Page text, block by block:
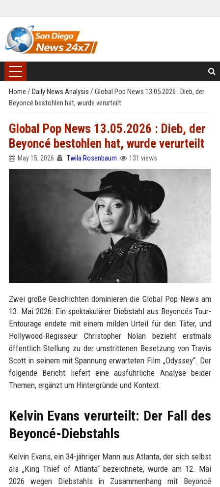
Home / Daily News Analysis / Global Pop News 13.05.2026 : Dieb, der
Beyoncé bestohlen hat, wurde verurteilt
Global Pop News 13.05.2026 : Dieb, der
Beyoncé bestohlen hat, wurde verurteilt
May 15, 2026 Twila Rosenbaum 131 views
Zwei große Geschichten dominieren die Global Pop News am
13. Mai 2026: Ein spektakulärer Diebstahl aus Beyoncés Tour-
Entourage endete mit einem milden Urteil für den Täter, und
Hollywood-Regisseur Christopher Nolan bezieht erstmals
öffentlich Stellung zu der umstrittenen Besetzung von Travis
Scott in seinem mit Spannung erwarteten Film „Odyssey“. Der
folgende Bericht liefert eine ausführliche Analyse beider
Themen, ergänzt um Hintergründe und Kontext.
Kelvin Evans verurteilt: Der Fall des
Beyoncé-Diebstahls
Kelvin Evans, ein 34-jähriger Mann aus Atlanta, der sich selbst
als „King Thief of Atlanta“ bezeichnete, wurde am 12. Mai
2026 wegen Diebstahls in Zusammenhang mit Beyoncé